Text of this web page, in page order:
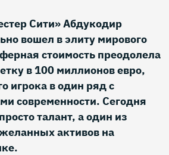
Сити» Абдукодир
вошел в элиту мирового
стоимость преодолела
в 100 миллионов евро,
игрока в один ряд с
современности. Сегодня
талант, а один из
активов на